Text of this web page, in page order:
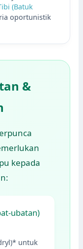
(Batuk
oportunistik
&
kepada
ubatan)
untuk